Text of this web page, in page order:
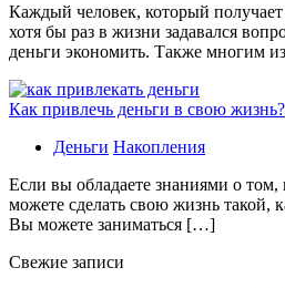
Каждый человек, который получает
хотя бы раз в жизни задавался
деньги экономить. Также многим
Как привлечь деньги в свою жизнь?
Деньги Накопления
Если вы обладаете знаниями о
можете сделать свою жизнь такой,
Вы можете заниматься […]
Свежие записи